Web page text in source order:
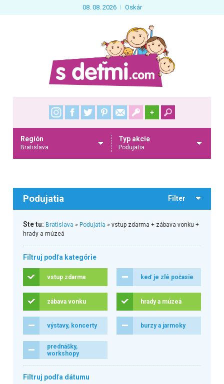
08. 08. 2026 Oskár
+
Región
Bratislava
Typ akcie
Podujatia
Podujatia Filter
Ste tu: Bratislava » Podujatia » vstup zdarma + zábava vonku +
hrady a múzeá
Filtruj podľa kategórie
vstup zdarma keď je zlé počasie
zábava vonku hrady a múzeá
výstavy, koncerty burzy a jarmoky
prednášky,
workshopy
Filtruj podľa dátumu